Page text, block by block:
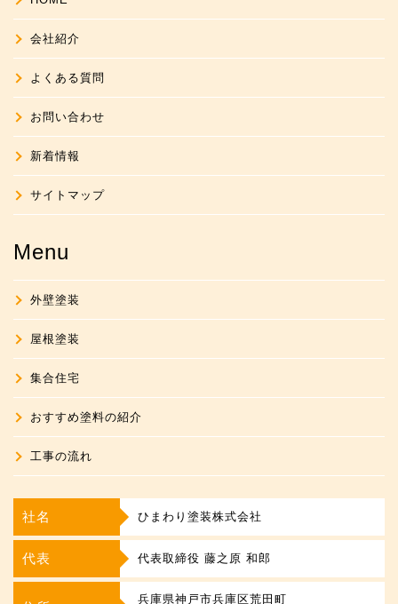
会社紹介
よくある質問
お問い合わせ
新着情報
サイトマップ
Menu
外壁塗装
屋根塗装
集合住宅
おすすめ塗料の紹介
工事の流れ
社名 ひまわり塗装株式会社
代表 代表取締役 藤之原 和郎
兵庫県神戸市兵庫区荒田町